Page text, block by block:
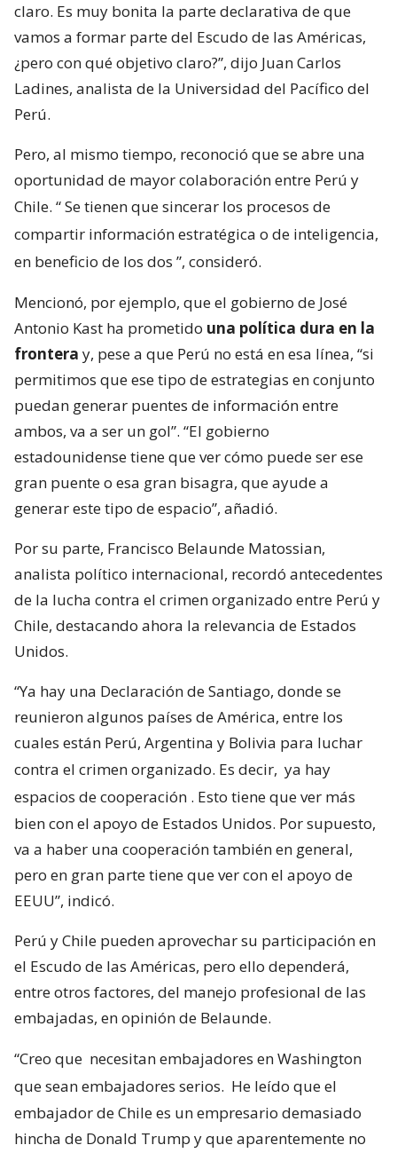
claro. Es muy bonita la parte declarativa de que
vamos a formar parte del Escudo de las Américas,
¿pero con qué objetivo claro?”, dijo Juan Carlos
Ladines, analista de la Universidad del Pacífico del
Perú.
Pero, al mismo tiempo, reconoció que se abre una
oportunidad de mayor colaboración entre Perú y
Chile. “Se tienen que sincerar los procesos de
compartir información estratégica o de inteligencia,
en beneficio de los dos ”, consideró.
Mencionó, por ejemplo, que el gobierno de José
Antonio Kast ha prometido una política dura en la
frontera y, pese a que Perú no está en esa línea, “si
permitimos que ese tipo de estrategias en conjunto
puedan generar puentes de información entre
ambos, va a ser un gol”. “El gobierno
estadounidense tiene que ver cómo puede ser ese
gran puente o esa gran bisagra, que ayude a
generar este tipo de espacio”, añadió.
Por su parte, Francisco Belaunde Matossian,
analista político internacional, recordó antecedentes
de la lucha contra el crimen organizado entre Perú y
Chile, destacando ahora la relevancia de Estados
Unidos.
“Ya hay una Declaración de Santiago, donde se
reunieron algunos países de América, entre los
cuales están Perú, Argentina y Bolivia para luchar
contra el crimen organizado. Es decir, ya hay
espacios de cooperación . Esto tiene que ver más
bien con el apoyo de Estados Unidos. Por supuesto,
va a haber una cooperación también en general,
pero en gran parte tiene que ver con el apoyo de
EEUU”, indicó.
Perú y Chile pueden aprovechar su participación en
el Escudo de las Américas, pero ello dependerá,
entre otros factores, del manejo profesional de las
embajadas, en opinión de Belaunde.
“Creo que necesitan embajadores en Washington
que sean embajadores serios. He leído que el
embajador de Chile es un empresario demasiado
hincha de Donald Trump y que aparentemente no